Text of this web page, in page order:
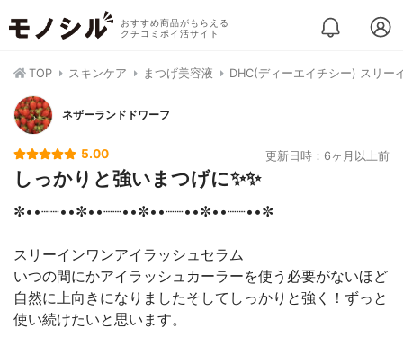
おすすめ商品がもらえる
クチコミポイ活サイト
TOP スキンケア まつげ美容液 DHC(ディーエイチシー) スリー
ネザーランドドワーフ
5.00 更新日時：6ヶ月以上前
しっかりと強いまつげに✨✨
✼••┈┈••✼••┈┈••✼••┈┈••✼••┈┈••✼
スリーインワンアイラッシュセラム
いつの間にかアイラッシュカーラーを使う必要がないほど
自然に上向きになりましたそしてしっかりと強く！ずっと
使い続けたいと思います。